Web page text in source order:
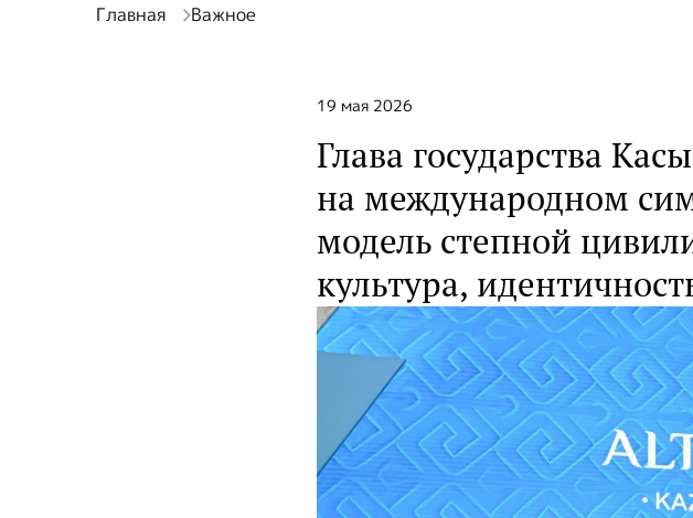
Главная Важное
19 мая 2026
Глава государства
на международном
модель степной
культура,